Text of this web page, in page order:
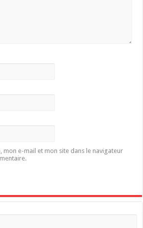
mon e-mail et mon site dans le navigateur